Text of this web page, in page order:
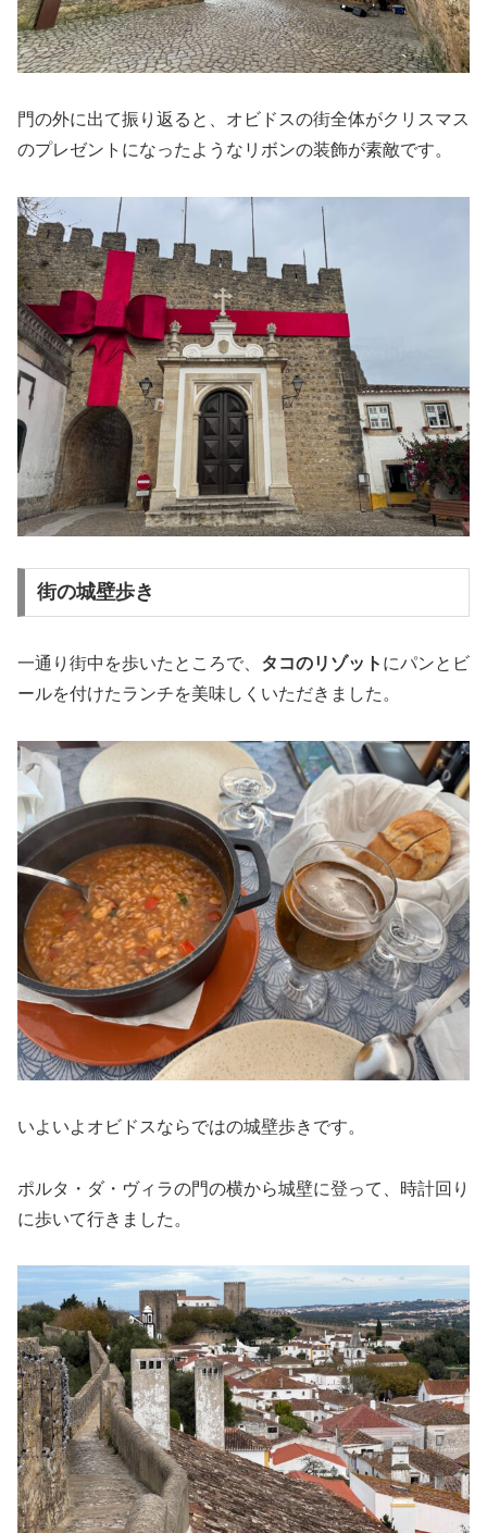
門の外に出て振り返ると、オビドスの街全体がクリスマス
のプレゼントになったようなリボンの装飾が素敵です。
街の城壁歩き
一通り街中を歩いたところで、 タコのリゾット にパンとビ
ールを付けたランチを美味しくいただきました。
いよいよオビドスならではの城壁歩きです。
ポルタ・ダ・ヴィラの門の横から城壁に登って、時計回り
に歩いて行きました。